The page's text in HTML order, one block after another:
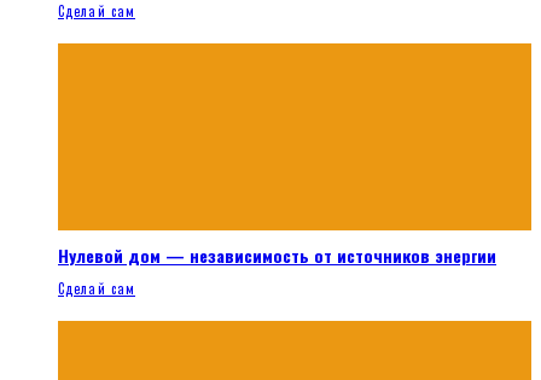
Сделай сам
Нулевой дом — независимость от источников энергии
Сделай сам